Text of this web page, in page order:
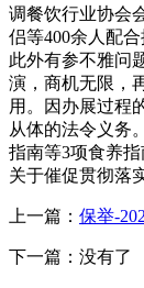
调餐饮行业协会
侣等400余人配
此外有参不雅问
演，商机无限，
用。因办展过程
从体的法令义务
指南等3项食养
关于催促贯彻落
上一篇： 保举-
下一篇：没有了